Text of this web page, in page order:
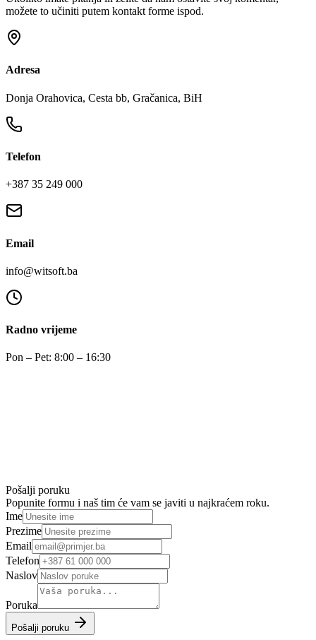
možete to učiniti putem kontakt forme ispod.
Adresa
Donja Orahovica, Cesta bb, Gračanica, BiH
Telefon
+387 35 249 000
Email
info@witsoft.ba
Radno vrijeme
Pon – Pet: 8:00 – 16:30
Pošalji poruku
Popunite formu i naš tim će vam se javiti u najkraćem roku.
Ime
Prezime
Email
Telefon
Naslov
Poruka
Pošalji poruku